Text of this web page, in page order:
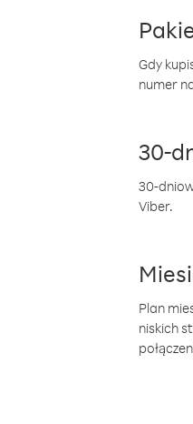
Gdy
numer
30-
30-
Viber.
Plan
niskich